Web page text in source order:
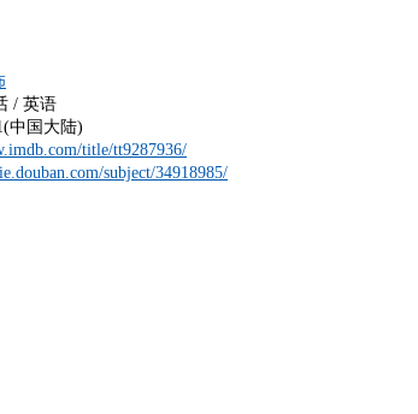
英语
中国大陆)
title/tt9287936/
subject/34918985/